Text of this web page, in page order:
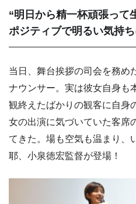
“明日から精一杯頑張って
ポジティブで明るい気持
当日、舞台挨拶の司会を務め
ナウンサー。実は彼女自身も
観終えたばかりの観客に自身
女の出演に気づいていた客席
てきた。場も空気も温まり、
耶、小泉徳宏監督が登場！